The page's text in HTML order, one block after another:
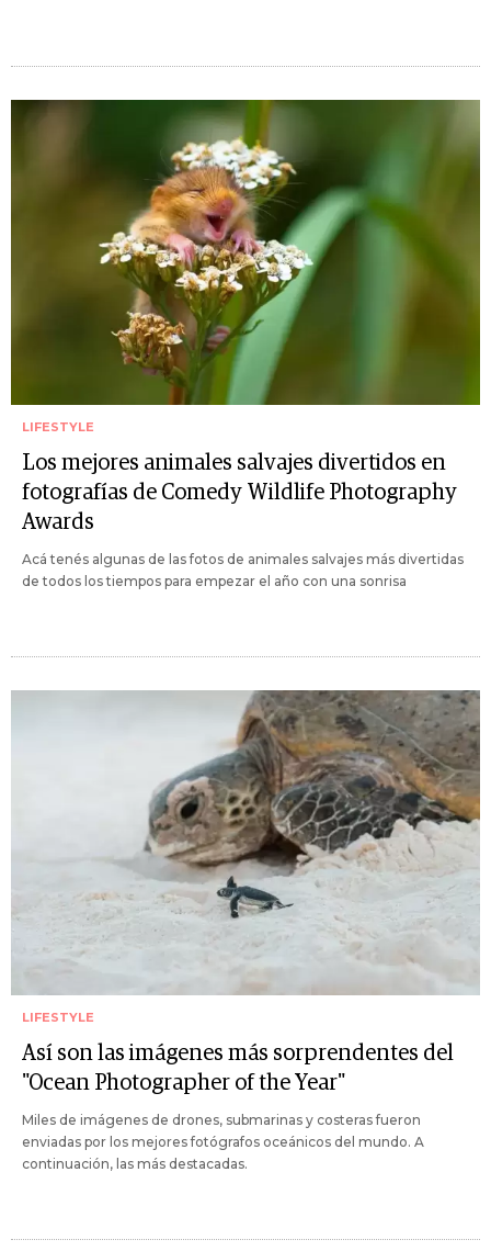
LIFESTYLE
Los mejores animales salvajes divertidos en
fotografías de Comedy Wildlife Photography
Awards
Acá tenés algunas de las fotos de animales salvajes más divertidas
de todos los tiempos para empezar el año con una sonrisa
LIFESTYLE
Así son las imágenes más sorprendentes del
"Ocean Photographer of the Year"
Miles de imágenes de drones, submarinas y costeras fueron
enviadas por los mejores fotógrafos oceánicos del mundo. A
continuación, las más destacadas.